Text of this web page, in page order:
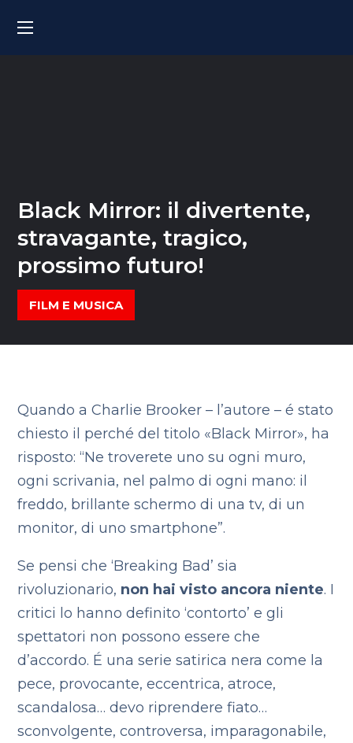
Black Mirror: il divertente,
stravagante, tragico,
prossimo futuro!
FILM E MUSICA
Quando a Charlie Brooker – l’autore – é stato
chiesto il perché del titolo «Black Mirror», ha
risposto: “Ne troverete uno su ogni muro,
ogni scrivania, nel palmo di ogni mano: il
freddo, brillante schermo di una tv, di un
monitor, di uno smartphone”.
Se pensi che ‘Breaking Bad’ sia
rivoluzionario, non hai visto ancora niente. I
critici lo hanno definito ‘contorto’ e gli
spettatori non possono essere che
d’accordo. É una serie satirica nera come la
pece, provocante, eccentrica, atroce,
scandalosa… devo riprendere fiato…
sconvolgente, controversa, imparagonabile,